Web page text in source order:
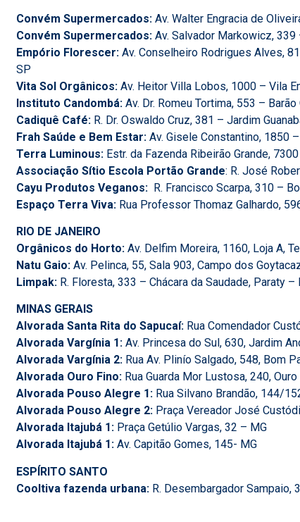
Convém Supermercados: Av. Walter Engracia de
Convém Supermercados: Av. Salvador Markowicz, 339
Empório Florescer:Av. Conselheiro Rodrigues Alves,
SP
Vita Sol Orgânicos:Av. Heitor Villa Lobos, 1000 – Vila
Instituto Candombá: Av. Dr. Romeu Tortima, 553 –
Cadiquê Café:R. Dr. Oswaldo Cruz, 381 – Jardim
Frah Saúde e Bem Estar:Av. Gisele Constantino, 1850
Terra Luminous:Estr. da Fazenda Ribeirão Grande,
Associação Sítio Escola Portão Grande: R. José
Cayu Produtos Veganos: R. Francisco Scarpa, 310 –
Espaço Terra Viva:Rua Professor Thomaz Galhardo,
RIO DE JANEIRO
Orgânicos do Horto:Av. Delfim Moreira, 1160, Loja A,
Natu Gaio:Av. Pelinca, 55, Sala 903, Campo dos
Limpak:R. Floresta, 333 – Chácara da Saudade, Paraty –
MINAS GERAIS
Alvorada Santa Rita do Sapucaí: Rua Comendador
Alvorada Vargínia 1: Av. Princesa do Sul, 630, Jardim
Alvorada Vargínia 2: Rua Av. Plinío Salgado, 548, Bom
Alvorada Ouro Fino: Rua Guarda Mor Lustosa, 240,
Alvorada Pouso Alegre 1: Rua Silvano Brandão, 144/
Alvorada Pouso Alegre 2: Praça Vereador José
Alvorada Itajubá 1: Praça Getúlio Vargas, 32 – MG
Alvorada Itajubá 1: Av. Capitão Gomes, 145- MG
ESPÍRITO SANTO
Cooltiva fazenda urbana:R. Desembargador Sampaio,